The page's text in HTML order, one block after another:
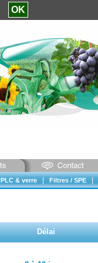
& verre Filtres / SPE
Délai
OK